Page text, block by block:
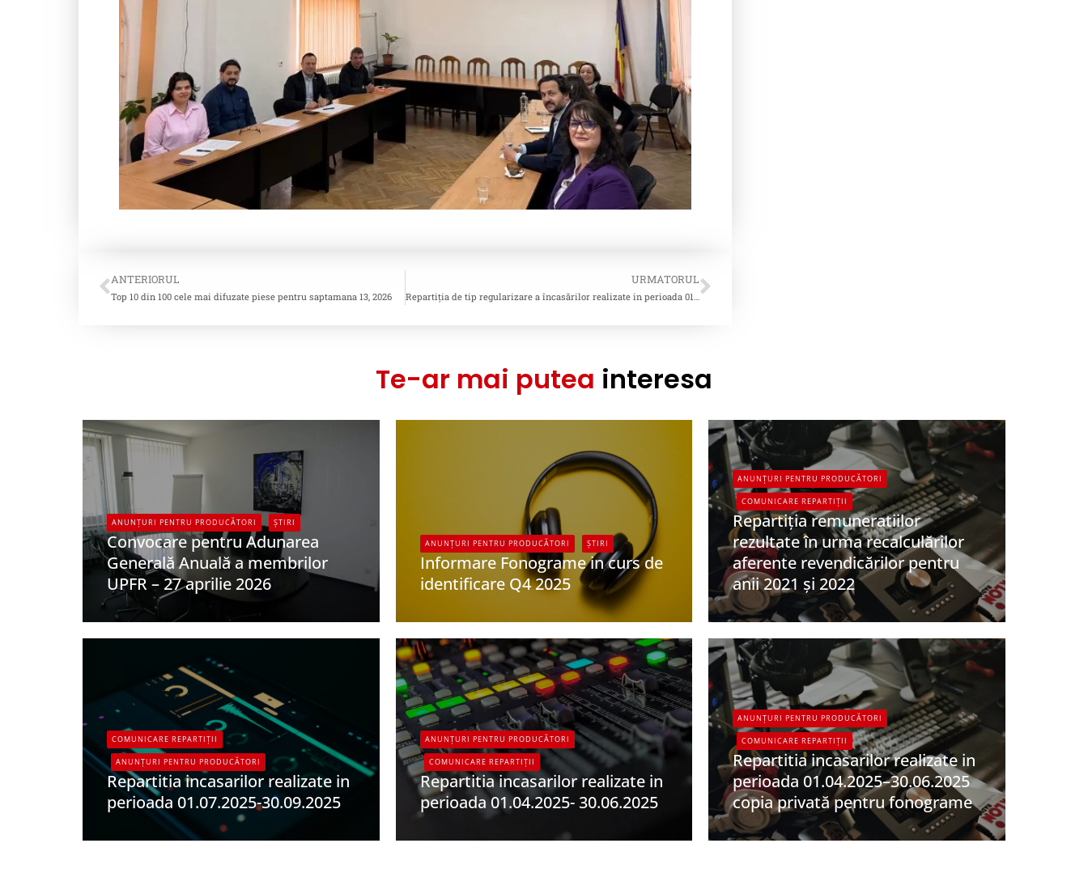
ANTERIORUL
Top 10 din 100 cele mai difuzate piese pentru saptamana 13, 2026
URMATORUL
Te-ar mai putea interesa
ANUNȚURI PENTRU PRODUCĂTORI ȘTIRI
Convocare pentru Adunarea
Generală Anuală a membrilor
UPFR – 27 aprilie 2026
UPFR
ANUNȚURI PENTRU PRODUCĂTORI ȘTIRI
Informare Fonograme in curs de
identificare Q4 2025
ANUNȚURI PENTRU PRODUCĂTORI
COMUNICARE REPARTIȚII
Repartiția remuneratiilor
rezultate în urma recalculărilor
aferente revendicărilor pentru
anii 2021 și 2022
UPFR
COMUNICARE REPARTIȚII
ANUNȚURI PENTRU PRODUCĂTORI
Repartitia incasarilor realizate in
perioada 01.07.2025-30.09.2025
ANUNȚURI PENTRU PRODUCĂTORI
COMUNICARE REPARTIȚII
Repartitia incasarilor realizate in
perioada 01.04.2025- 30.06.2025
ANUNȚURI PENTRU PRODUCĂTORI
COMUNICARE REPARTIȚII
Repartitia incasarilor realizate in
perioada 01.04.2025–30.06.2025
copia privată pentru fonograme
UPFR